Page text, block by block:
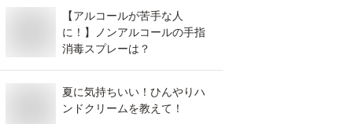
【アルコールが苦手な人
に！】ノンアルコールの手指
消毒スプレーは？
夏に気持ちいい！ひんやりハ
ンドクリームを教えて！